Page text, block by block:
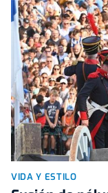
VIDA Y ESTILO